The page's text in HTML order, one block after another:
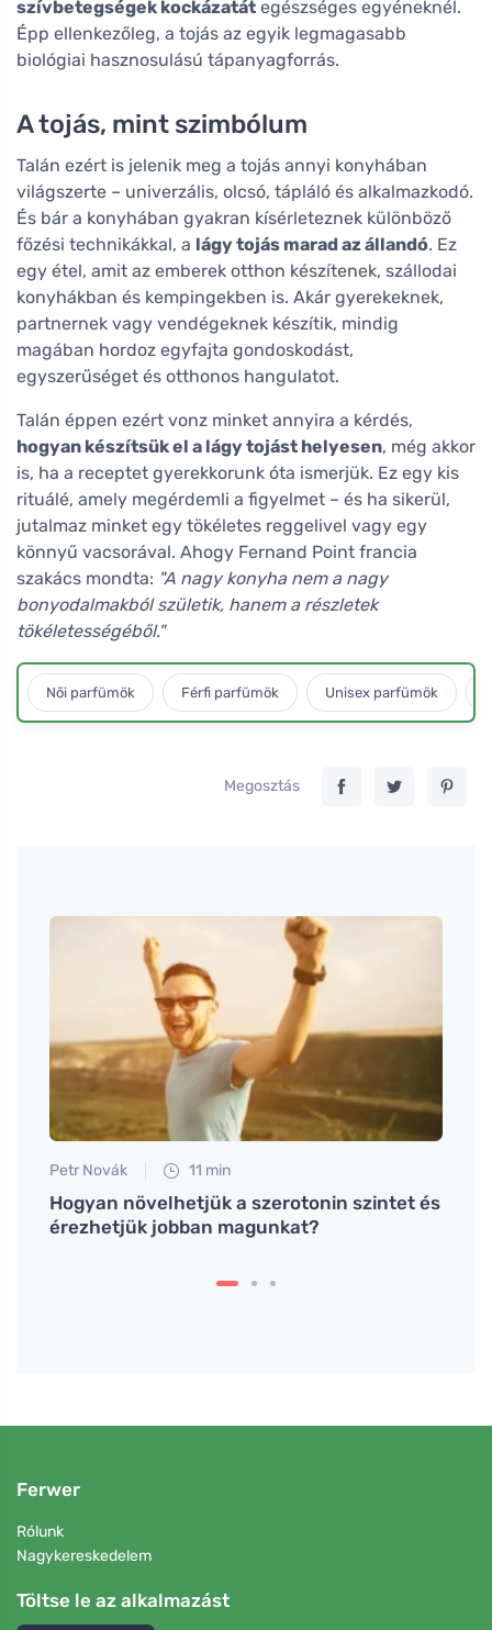
szívbetegségek kockázatát egészséges egyéneknél.
Épp ellenkezőleg, a tojás az egyik legmagasabb
biológiai hasznosulású tápanyagforrás.
A tojás, mint szimbólum
Talán ezért is jelenik meg a tojás annyi konyhában
világszerte – univerzális, olcsó, tápláló és alkalmazkodó.
És bár a konyhában gyakran kísérleteznek különböző
főzési technikákkal, a lágy tojás marad az állandó. Ez
egy étel, amit az emberek otthon készítenek, szállodai
konyhákban és kempingekben is. Akár gyerekeknek,
partnernek vagy vendégeknek készítik, mindig
magában hordoz egyfajta gondoskodást,
egyszerűséget és otthonos hangulatot.
Talán éppen ezért vonz minket annyira a kérdés,
hogyan készítsük el a lágy tojást helyesen, még akkor
is, ha a receptet gyerekkorunk óta ismerjük. Ez egy kis
rituálé, amely megérdemli a figyelmet – és ha sikerül,
jutalmaz minket egy tökéletes reggelivel vagy egy
könnyű vacsorával. Ahogy Fernand Point francia
szakács mondta: "A nagy konyha nem a nagy
bonyodalmakból születik, hanem a részletek
tökéletességéből."
Női parfümök Férfi parfümök Unisex parfümök
Megosztás
Petr Novák 11 min
Hogyan növelhetjük a szerotonin szintet és
érezhetjük jobban magunkat?
Ferwer
Rólunk
Nagykereskedelem
Töltse le az alkalmazást